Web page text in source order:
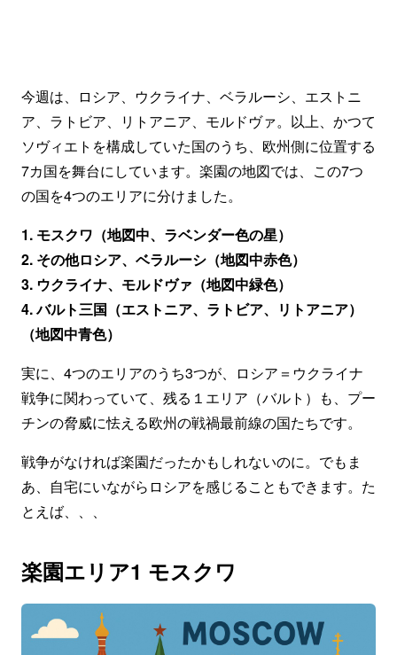
今週は、ロシア、ウクライナ、ベラルーシ、エストニ
ア、ラトビア、リトアニア、モルドヴァ。以上、かつて
ソヴィエトを構成していた国のうち、欧州側に位置する
7カ国を舞台にしています。楽園の地図では、この7つ
の国を4つのエリアに分けました。
1. モスクワ（地図中、ラベンダー色の星）
2. その他ロシア、ベラルーシ（地図中赤色）
3. ウクライナ、モルドヴァ（地図中緑色）
4. バルト三国（エストニア、ラトビア、リトアニア）
（地図中青色）
実に、4つのエリアのうち3つが、ロシア＝ウクライナ
戦争に関わっていて、残る１エリア（バルト）も、プー
チンの脅威に怯える欧州の戦禍最前線の国たちです。
戦争がなければ楽園だったかもしれないのに。でもま
あ、自宅にいながらロシアを感じることもできます。た
とえば、、、
楽園エリア1 モスクワ